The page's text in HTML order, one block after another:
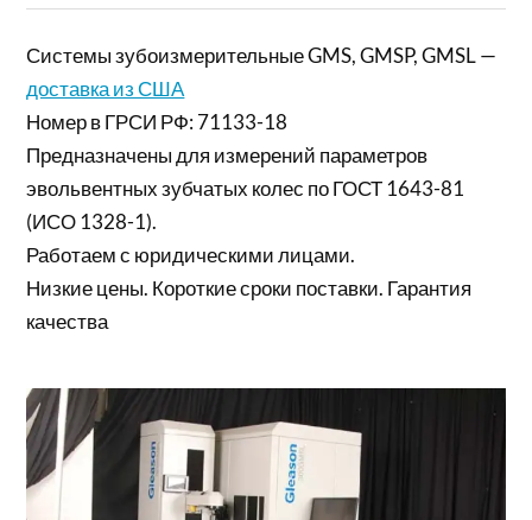
Системы зубоизмерительные GMS, GMSP, GMSL —
доставка из США
Номер в ГРСИ РФ: 71133-18
Предназначены для измерений параметров
эвольвентных зубчатых колес по ГОСТ 1643-81
(ИСО 1328-1).
Работаем с юридическими лицами.
Низкие цены. Короткие сроки поставки. Гарантия
качества